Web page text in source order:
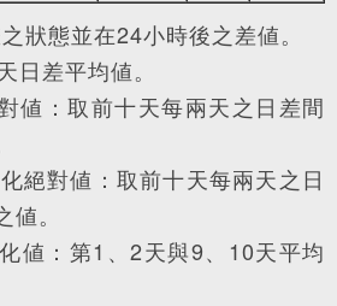
狀態並在24小時後之差値。
日差平均値。
値：取前十天每兩天之日差間
絕對値：取前十天每兩天之日
。
値：第1、2天與9、10天平均